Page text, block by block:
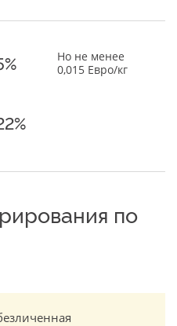
Но не менее
0,015 Евро/кг
по